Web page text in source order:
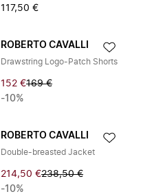
117,50 €
ROBERTO CAVALLI
Drawstring Logo-Patch Shorts
152 €169 €
-10%
ROBERTO CAVALLI
Double-breasted Jacket
214,50 €238,50 €
-10%